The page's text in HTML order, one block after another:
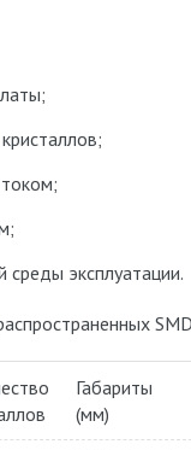
среды эксплуатации.
Габариты
(мм)